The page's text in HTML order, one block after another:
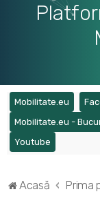
Mobilitate.eu
Mobilitate.eu -
Youtube
Acasă Prima